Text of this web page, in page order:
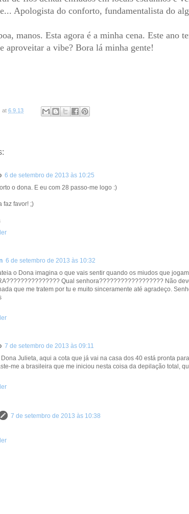
Apologista do conforto, fundamentalista do
manos. Esta agora é a minha cena. Este ano
aproveitar a vibe? Bora lá minha gente!
at 6.9.13
6 de setembro de 2013 às 10:25
o dona. E eu com 28 passo-me logo :)
faz favor! ;)
6 de setembro de 2013 às 10:32
o Dona imagina o que vais sentir quando os miudos que
Qual senhora?????????????????? Não
que me tratem por tu e muito sinceramente até agradeço.
7 de setembro de 2013 às 09:11
Julieta, aqui a cota que já vai na casa dos 40 está pronta
me a brasileira que me iniciou nesta coisa da depilação total,
7 de setembro de 2013 às 10:38